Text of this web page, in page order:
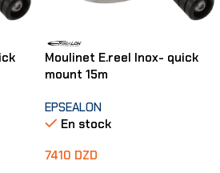
Moulinet E.reel Inox- quick
mount 15m
EPSEALON
En stock
7410 DZD